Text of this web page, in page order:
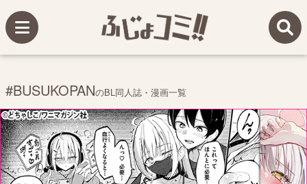
#BUSUKOPANのBL同人誌・漫画一覧